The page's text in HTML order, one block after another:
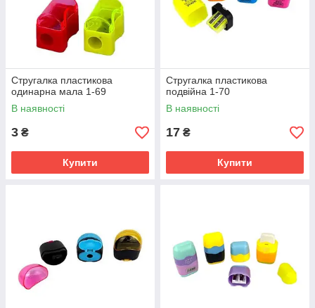
Стругалка пластикова
одинарна мала 1-69
В наявності
3 ₴
Купити
Стругалка пластикова
подвійна 1-70
В наявності
17 ₴
Купити